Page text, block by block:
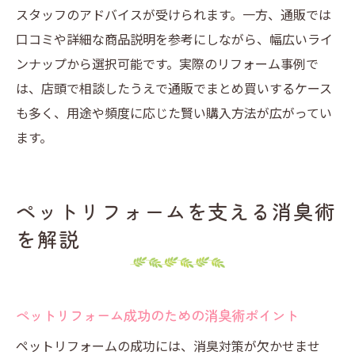
スタッフのアドバイスが受けられます。一方、通販では
口コミや詳細な商品説明を参考にしながら、幅広いライ
ンナップから選択可能です。実際のリフォーム事例で
は、店頭で相談したうえで通販でまとめ買いするケース
も多く、用途や頻度に応じた賢い購入方法が広がってい
ます。
ペットリフォームを支える消臭術
を解説
ペットリフォーム成功のための消臭術ポイント
ペットリフォームの成功には、消臭対策が欠かせませ